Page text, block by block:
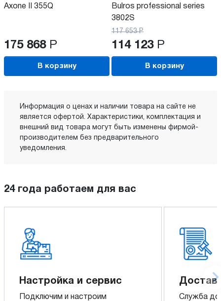
Axone II 355Q
175 868 Р
В корзину
Bulros professional series
3802S
117 653 Р
114 123 Р
В корзину
Информация о ценах и наличии товара на сайте не
является офертой. Характеристики, комплектация и
внешний вид товара могут быть изменены фирмой-
производителем без предварительного
уведомления.
24 года работаем для вас
Настройка и сервис
Подключим и настроим
Служба